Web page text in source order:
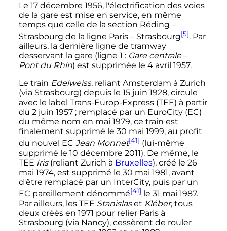
Le 17 décembre 1956, l'électrification des voies
de la gare est mise en service, en même
temps que celle de la section Réding –
Strasbourg de la ligne Paris – Strasbourg[5]. Par
ailleurs, la dernière ligne de tramway
desservant la gare (ligne 1 : Gare centrale –
Pont du Rhin) est supprimée le 4 avril 1957.
Le train Edelweiss, reliant Amsterdam à Zurich
(via Strasbourg) depuis le 15 juin 1928, circule
avec le label Trans-Europ-Express (TEE) à partir
du 2 juin 1957 ; remplacé par un EuroCity (EC)
du même nom en mai 1979, ce train est
finalement supprimé le 30 mai 1999, au profit
du nouvel EC Jean Monnet[41] (lui-même
supprimé le 10 décembre 2011). De même, le
TEE Iris(reliant Zurich à Bruxelles), créé le 26
mai 1974, est supprimé le 30 mai 1981, avant
d'être remplacé par un InterCity, puis par un
EC pareillement dénommé[41] le 31 mai 1987.
Par ailleurs, les TEE Stanislaset Kléber, tous
deux créés en 1971 pour relier Paris à
Strasbourg (via Nancy), cessèrent de rouler